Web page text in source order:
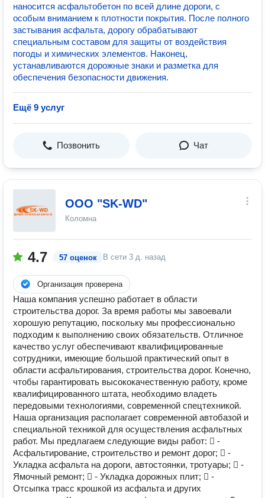
наносится асфальтобетон по всей длине дороги, с
особым вниманием к плотности покрытия. После полного
застывания асфальта, дорогу обрабатывают
специальным составом для защиты от воздействия
погоды и химических элементов. Наконец,
устанавливаются дорожные знаки и разметка для
обеспечения безопасности движения.
Ещё 9 услуг
Позвонить Чат
OOO "SK-WD"
Коломна
4.7 57 оценок В сети 3 д. назад
Организация проверена
Наша компания успешно работает в области
строительства дорог. За время работы мы завоевали
хорошую репутацию, поскольку мы профессионально
подходим к выполнению своих обязательств. Отличное
качество услуг обеспечивают квалифицированные
сотрудники, имеющие большой практический опыт в
области асфальтирования, строительства дорог. Конечно,
чтобы гарантировать высококачественную работу, кроме
квалифицированного штата, необходимо владеть
передовыми технологиями, современной спецтехникой.
Наша организация располагает современной автобазой и
специальной техникой для осуществления асфальтных
работ. Мы предлагаем следующие виды работ:  -
Асфальтирование, строительство и ремонт дорог;  -
Укладка асфальта на дороги, автостоянки, тротуары;  -
Ямочный ремонт;  - Укладка дорожных плит;  -
Отсыпка трасс крошкой из асфальта и других